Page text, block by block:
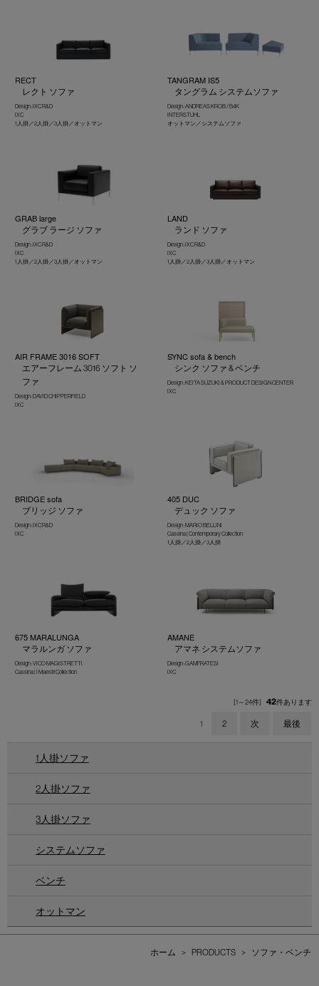
RECT
レクト ソファ
Design : IXC R&D
IXC
1人掛／2人掛／3人掛／オットマン
TANGRAM IS5
タングラム システムソファ
Design : ANDREAS KROB / B4K
INTERSTUHL
オットマン／システムソファ
GRAB large
グラブ ラージ ソファ
Design : IXC R&D
IXC
1人掛／2人掛／3人掛／オットマン
LAND
ランド ソファ
Design : IXC R&D
IXC
1人掛／2人掛／3人掛／オットマン
AIR FRAME 3016 SOFT
エアーフレーム 3016 ソフト ソ
ファ
Design : DAVID CHIPPERFIELD
IXC
SYNC sofa & bench
シンク ソファ & ベンチ
Design : KEITA SUZUKI & PRODUCT DESIGN CENTER
IXC
BRIDGE sofa
ブリッジ ソファ
Design : IXC R&D
IXC
405 DUC
デュック ソファ
Design : MARIO BELLINI
Cassina | Contemporary Collection
1人掛／2人掛／3人掛
675 MARALUNGA
マラルンガ ソファ
Design : VICO MAGISTRETTI
Cassina | I Maestri Collection
AMANE
アマネ システムソファ
Design : GAMFRATESI
IXC
[1～24件] 42件あります
1 2 次 最後
1人掛ソファ
2人掛ソファ
3人掛ソファ
システムソファ
ベンチ
オットマン
ホーム > PRODUCTS > ソファ・ベンチ